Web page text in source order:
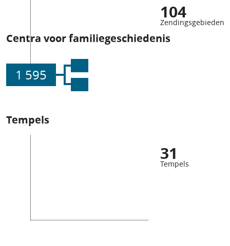
104
Zendingsgebieden
Centra voor familiegeschiedenis
1 595
Tempels
31
Tempels